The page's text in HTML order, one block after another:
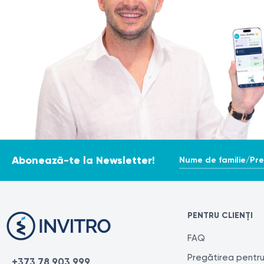
Este foarte important de reținut că informațiile din
necesar să consultați un medic pentru a stabili
Pentru obținerea unei evaluări cât mai precise și
diferite laboratoare pot utiliza metode și unități de
Abonează-te la Newsletter! Nume de familie/
PENTRU CLIENȚI
FAQ
Pregătirea